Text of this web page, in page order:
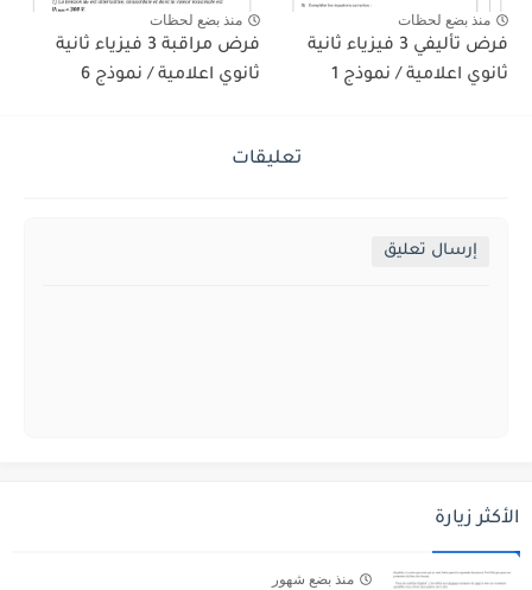
منذ بضع لحظات
فرض تأليفي 3 فيزياء ثانية
ثانوي اعلامية / نموذج 1
منذ بضع لحظات
فرض مراقبة 3 فيزياء ثانية
ثانوي اعلامية / نموذج 6
تعليقات
إرسال تعليق
الأكثر زيارة
منذ بضع شهور